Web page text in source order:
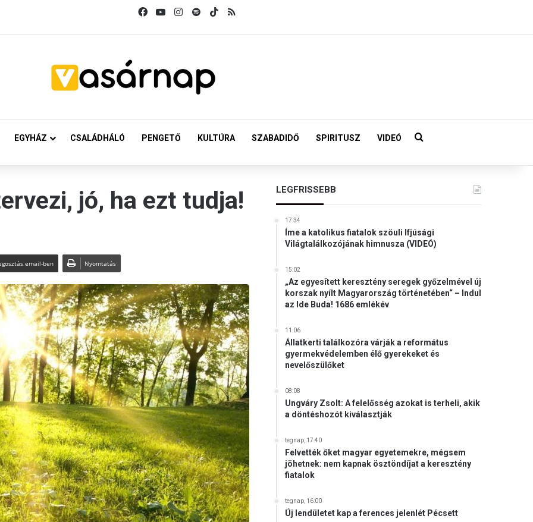
FacebookYouTubeInstagram
SpotifyTikTok
EGYHÁZ CSALÁDHÁLÓ PENGETŐ KULTÚRA SZABADIDŐ SPIRITUSZ VIDEÓ Keresés:
jó, ha ezt tudja!
email-ben Nyomtatás
LEGFRISSEBB
17:34
Íme a katolikus fiatalok szöuli Ifjúsági
Világtalálkozójának himnusza (VIDEÓ)
15:02
„Az egyesített keresztény seregek győzelmével új
korszak nyílt Magyarország történetében“ – Indul
az Ide Buda! 1686 emlékév
11:06
Állatkerti találkozóra várják a református
gyermekvédelemben élő gyerekeket és
nevelőszülőket
08:08
Ungváry Zsolt: A felelősség azokat is terheli, akik
a döntéshozót kiválasztják
tegnap, 17:40
Felvették őket magyar egyetemekre, mégsem
jöhetnek: nem kapnak ösztöndíjat a keresztény
fiatalok
tegnap, 16:00
Új lendületet kap a ferences jelenlét Pécsett